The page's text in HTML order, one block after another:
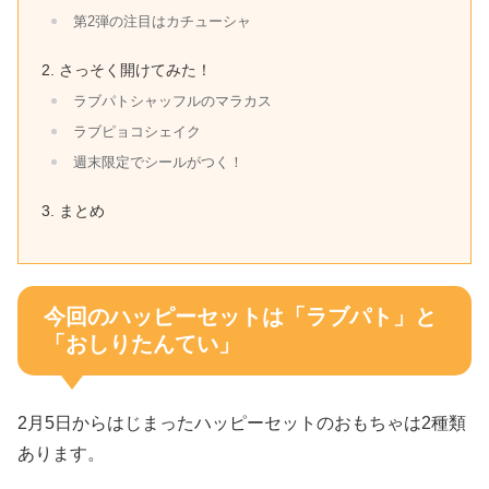
第2弾の注目はカチューシャ
さっそく開けてみた！
ラブパトシャッフルのマラカス
ラブピョコシェイク
週末限定でシールがつく！
まとめ
今回のハッピーセットは「ラブパト」と
「おしりたんてい」
2月5日からはじまったハッピーセットのおもちゃは2種類
あります。